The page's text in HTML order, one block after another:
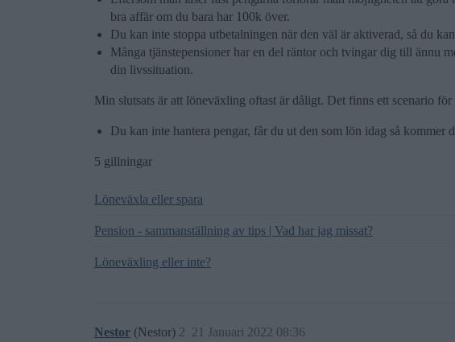
bra affär om du bara har 100k över.
Du kan inte stoppa utbetalningen när den väl är aktiverad, så du
Många tjänstepensioner har en del räntor och tvingar dig till ännu
din livssituation.
Min slutsats är att löneväxling oftast är dåligt. Det finns ett scenario för
Du kan inte hantera pengar, får du ut den som lön idag så
5 gillningar
Löneväxla eller spara
Pension - sammanställning av tips | Vad har jag missat?
Löneväxling eller inte?
Nestor (Nestor) 21 Januari 2022 08:36
2